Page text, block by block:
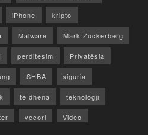
iPhone kripto
Malware Mark Zuckerberg
perditesim Privatësia
SHBA siguria
te dhena teknologji
vecori Video